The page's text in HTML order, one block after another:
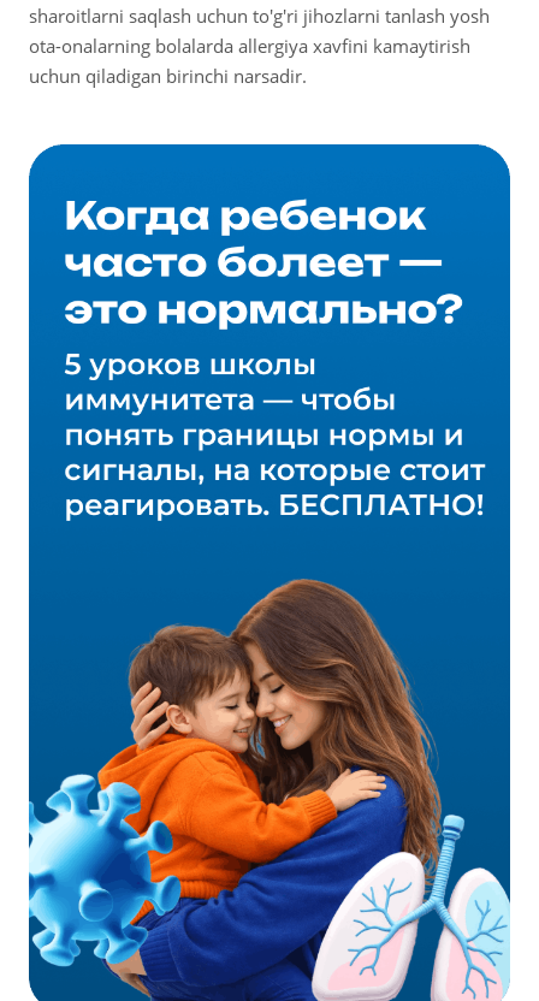
sharoitlarni saqlash uchun to'g'ri jihozlarni tanlash yosh
ota-onalarning bolalarda allergiya xavfini kamaytirish
uchun qiladigan birinchi narsadir.